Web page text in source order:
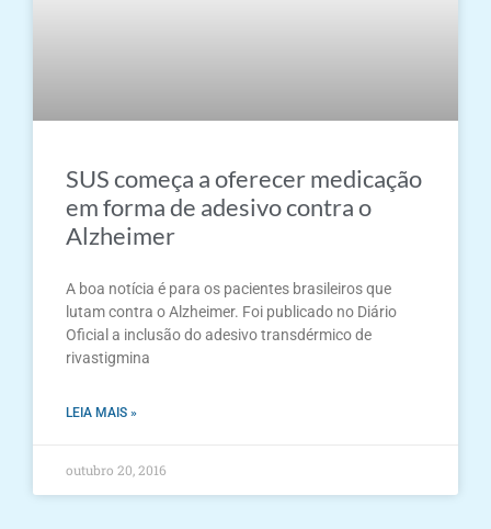
SUS começa a oferecer medicação
em forma de adesivo contra o
Alzheimer
A boa notícia é para os pacientes brasileiros que
lutam contra o Alzheimer. Foi publicado no Diário
Oficial a inclusão do adesivo transdérmico de
rivastigmina
LEIA MAIS »
outubro 20, 2016